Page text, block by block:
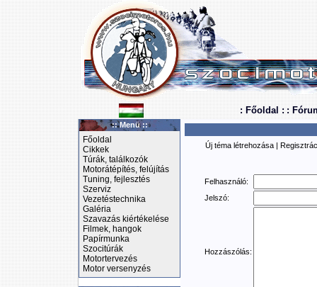
: Főoldal : :
:: Menü ::
Főoldal
Cikkek
Túrák, találkozók
Motorátépítés, felújítás
Tuning, fejlesztés
Szerviz
Vezetéstechnika
Galéria
Szavazás kiértékelése
Filmek, hangok
Papírmunka
Szocitúrák
Motortervezés
Motor versenyzés
Új téma létrehozása |
Felhasználó:
Jelszó:
Hozzászólás: